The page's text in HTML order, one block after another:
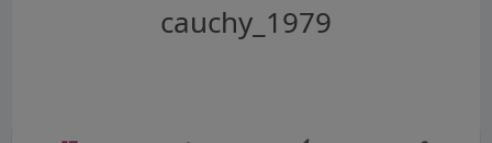
cauchy_1979